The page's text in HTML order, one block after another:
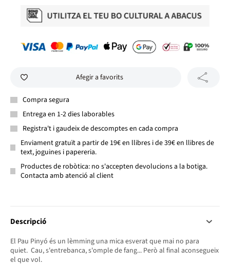
Afegir a favorits
Compra segura
Entrega en 1-2 dies laborables
Registra't i gaudeix de descomptes en cada compra
Enviament gratuït a partir de 19€ en llibres i de 39€ en llibres de
text, joguines i papereria.
Productes de robòtica: no s'accepten devolucions a la botiga.
Contacta amb atenció al client
Descripció
El Pau Pinyó és un lèmming una mica esverat que mai no para
quiet. Cau, s'entrebanca, s'omple de fang... Però al final aconsegueix
el que vol.